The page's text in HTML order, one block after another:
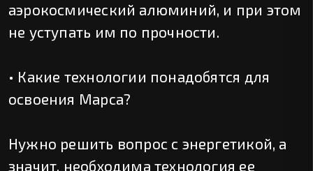
аэрокосмический алюминий, и при этом
не уступать им по прочности.
• Какие технологии понадобятся для
освоения Марса?
Нужно решить вопрос с энергетикой, а
значит, необходима технология ее